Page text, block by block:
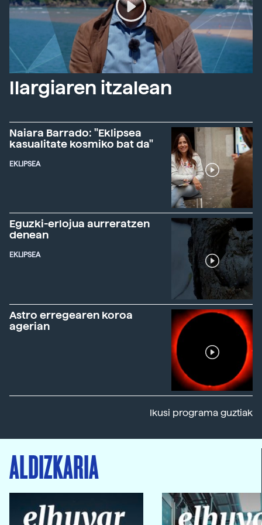
Ilargiaren itzalean
Naiara Barrado: "Eklipsea
kasualitate kosmiko bat da"
EKLIPSEA
Eguzki-erlojua aurreratzen
denean
EKLIPSEA
Astro erregearen koroa
agerian
Ikusi programa guztiak
ALDIZKARIA